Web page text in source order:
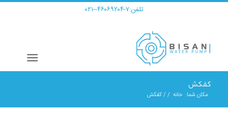
تلفن:۷-۴۶۰۶۹۲۰۴--۰۲۱
کفکش
مکان شما: خانه /
/کفکش